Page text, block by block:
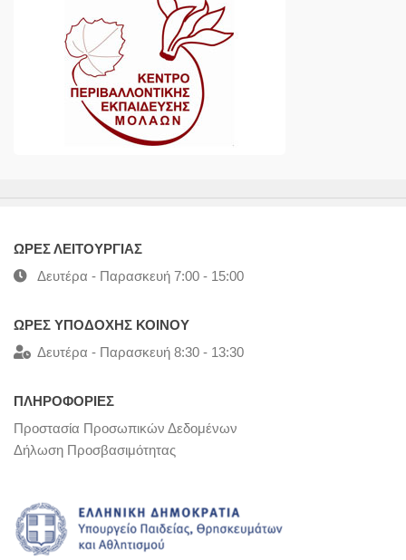
ΩΡΕΣ ΛΕΙΤΟΥΡΓΙΑΣ
Δευτέρα - Παρασκευή 7:00 - 15:00
ΩΡΕΣ ΥΠΟΔΟΧΗΣ ΚΟΙΝΟΥ
Δευτέρα - Παρασκευή 8:30 - 13:30
ΠΛΗΡΟΦΟΡΙΕΣ
Προστασία Προσωπικών Δεδομένων
Δήλωση Προσβασιμότητας